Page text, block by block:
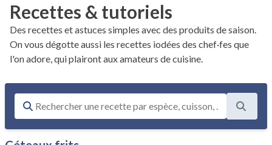
Recettes & tutoriels
Des recettes et astuces simples avec des produits de saison.
On vous dégotte aussi les recettes iodées des chef·fes que
l'on adore, qui plairont aux amateurs de cuisine.